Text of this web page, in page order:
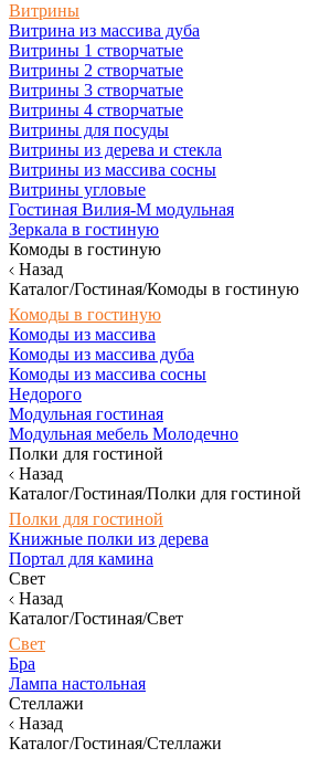
Витрины
Витрина из массива дуба
Витрины 1 створчатые
Витрины 2 створчатые
Витрины 3 створчатые
Витрины 4 створчатые
Витрины для посуды
Витрины из дерева и стекла
Витрины из массива сосны
Витрины угловые
Гостиная Вилия-М модульная
Зеркала в гостиную
Комоды в гостиную
Назад
Каталог/Гостиная/Комоды в гостиную
Комоды в гостиную
Комоды из массива
Комоды из массива дуба
Комоды из массива сосны
Недорого
Модульная гостиная
Модульная мебель Молодечно
Полки для гостиной
Назад
Каталог/Гостиная/Полки для гостиной
Полки для гостиной
Книжные полки из дерева
Портал для камина
Свет
Назад
Каталог/Гостиная/Свет
Свет
Бра
Лампа настольная
Стеллажи
Назад
Каталог/Гостиная/Стеллажи